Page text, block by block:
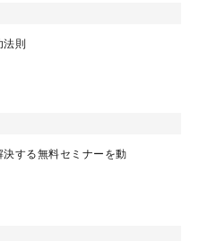
法則
する無料セミナーを動